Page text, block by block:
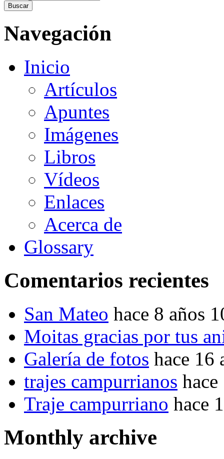
Navegación
Inicio
Artículos
Apuntes
Imágenes
Libros
Vídeos
Enlaces
Acerca de
Glossary
Comentarios recientes
San Mateo hace 8 años
Moitas gracias por tus
Galería de fotos hace 16
trajes campurrianos
Traje campurriano hace
Monthly archive